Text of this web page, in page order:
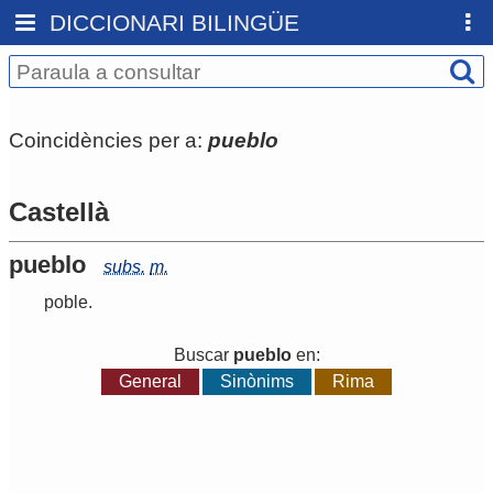
DICCIONARI BILINGÜE
Coincidències per a: pueblo
Castellà
pueblo subs. m.
poble.
Buscar puebloen:
General
Sinònims Rima